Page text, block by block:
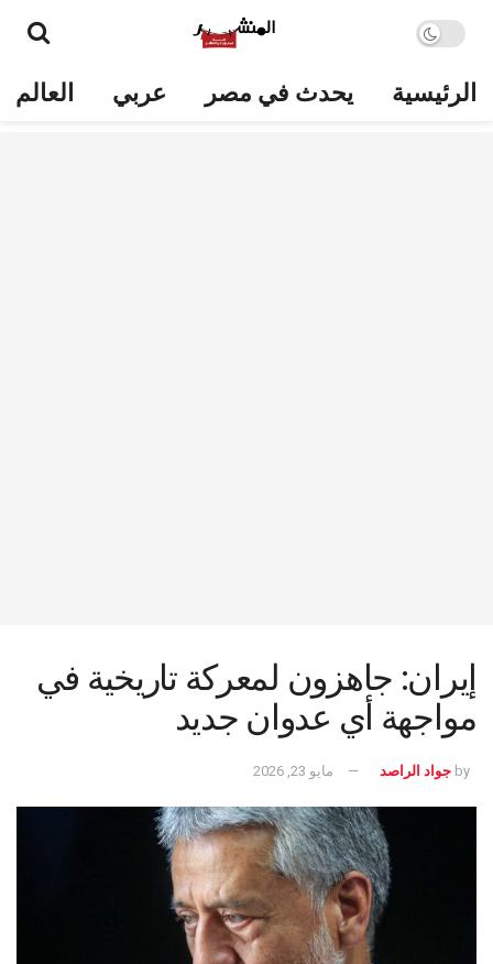
الرئيسية يحدث في مصر عربي العالم
إيران: جاهزون لمعركة تاريخية في
مواجهة أي عدوان جديد
by جواد الراصد مايو 23, 2026